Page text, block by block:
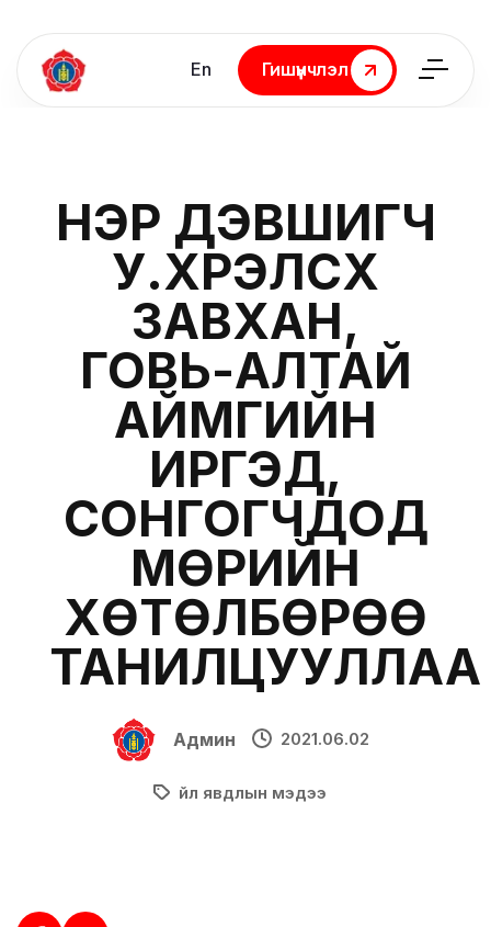
En
Гишүүнчлэл
Гишүүнчлэл
НЭР ДЭВШИГЧ
У.ХҮРЭЛСҮХ
ЗАВХАН,
ГОВЬ-АЛТАЙ
АЙМГИЙН
ИРГЭД,
СОНГОГЧДОД
МӨРИЙН
ХӨТӨЛБӨРӨӨ
ТАНИЛЦУУЛЛАА
Админ 2021.06.02
Үйл явдлын мэдээ